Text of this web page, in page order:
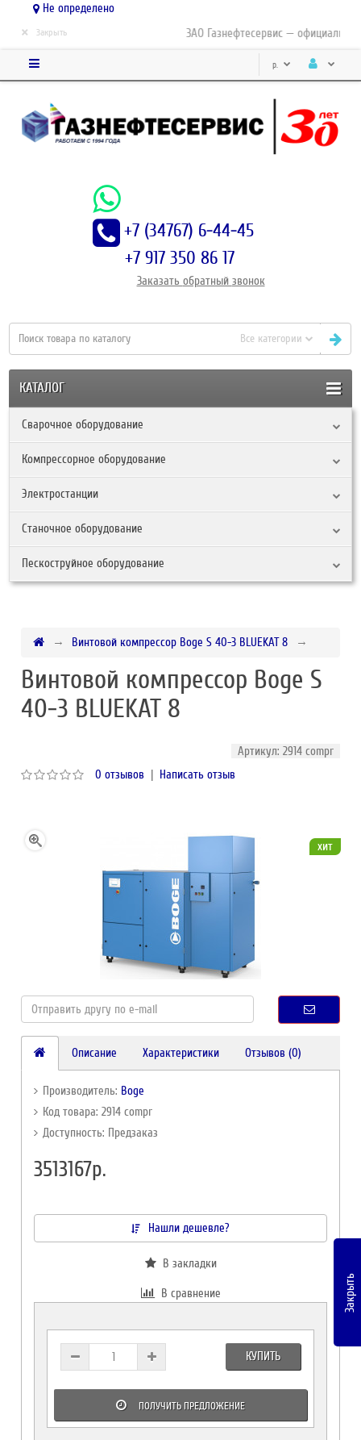
Не определено
ЗАО Газнефтесервис —
× Закрыть
р.
+7 (34767) 6-44-45
+7 917 350 86 17
Заказать обратный звонок
Все категории
КАТАЛОГ
Сварочное оборудование
Компрессорное оборудование
Электростанции
Станочное оборудование
Пескоструйное оборудование
Винтовой компрессор Boge S 40-3 BLUEKAT 8
Винтовой компрессор Boge S
40-3 BLUEKAT 8
Артикул: 2914 compr
0 отзывов | Написать отзыв
хит
Описание Характеристики Отзывов (0)
Производитель: Boge
Код товара: 2914 compr
Доступность: Предзаказ
3513167р.
Нашли дешевле?
В закладки
В сравнение
КУПИТЬ
ПОЛУЧИТЬ ПРЕДЛОЖЕНИЕ
Закрыть